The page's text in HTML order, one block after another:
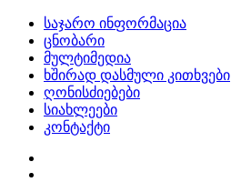
საჯარო ინფორმაცია
ცნობარი
მულტიმედია
ხშირად დასმული კითხვები
ღონისძიებები
სიახლეები
კონტაქტი